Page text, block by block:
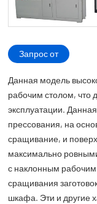
Запрос от
Данная модель
рабочим столом, что
эксплуатации.
прессования, на
сращивание, и
максимально
с наклонным
сращивания
шкафа. Эти и другие